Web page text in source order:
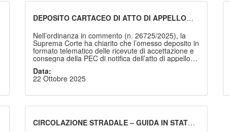
DEPOSITO CARTACEO DI ATTO DI APPELLO
Nell’ordinanza in commento (n. 26725/2025), la
Suprema Corte ha chiarito che l’omesso deposito in
formato telematico delle ricevute di accettazione e
consegna della PEC di notifica dell’atto di appello
non determina l’improcedibilità del gravame, ma
configura una mera nullità sanabile per
raggiungimento dello scopo. La pronuncia riafferma
forme processuali e richiama la necessità di
privilegiare la tutela effettiva del diritto di difesa, in
Data:
22 Ottobre 2025
CIRCOLAZIONE STRADALE – GUIDA IN STATO